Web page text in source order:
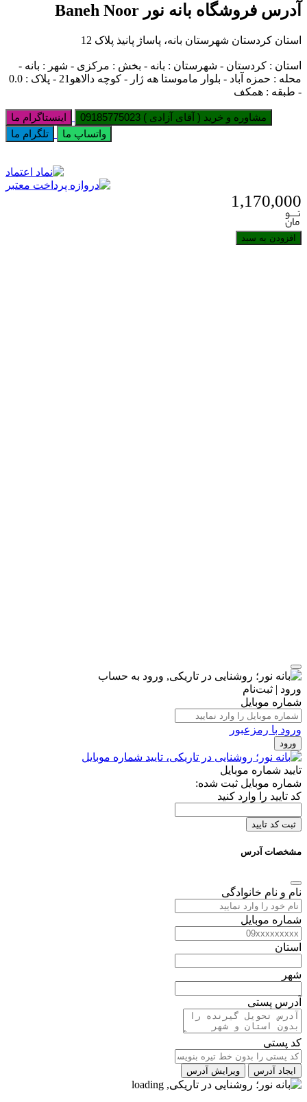
آدرس فروشگاه بانه نور Baneh Noor
استان کردستان شهرستان بانه، پاساژ پانیذ پلاک 12
استان : کردستان - شهرستان : بانه - بخش : مرکزی - شهر : بانه -
محله : حمزه آباد - بلوار ماموستا هه ژار - کوچه دالاهو21 - پلاک : 0.0
- طبقه : همکف
مشاوره و خرید ( آقای آزادی ) 09185775023
اینستاگرام ما
واتساپ ما
تلگرام ما
1,170,000
افزودن به سبد
ورود | ثبت‌نام
شماره موبایل
ورود با رمزعبور
ورود
تایید شماره موبایل
شماره موبایل ثبت شده:
کد تایید را وارد کنید
ثبت کد تایید
مشخصات آدرس
نام و نام خانوادگی
شماره موبایل
استان
شهر
آدرس پستی
کد پستی
ایجاد آدرس ویرایش آدرس